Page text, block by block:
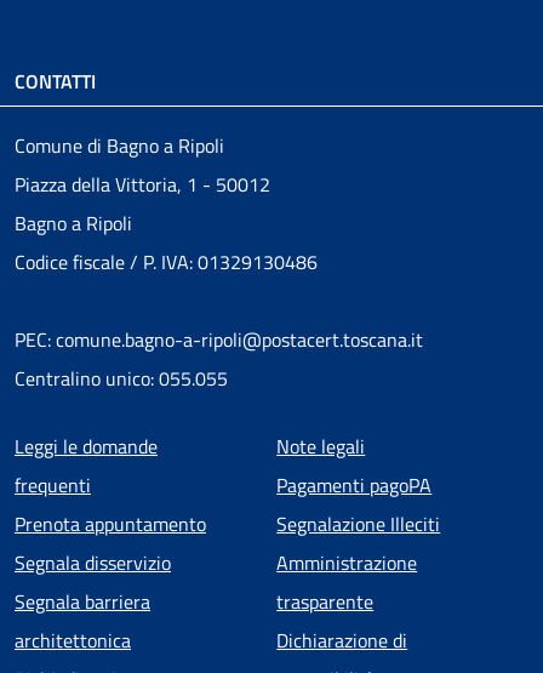
CONTATTI
Comune di Bagno a Ripoli
Piazza della Vittoria, 1 - 50012
Bagno a Ripoli
Codice fiscale / P. IVA: 01329130486
PEC: comune.bagno-a-ripoli@postacert.toscana.it
Centralino unico: 055.055
Menu piè di pagina
Leggi le domande
frequenti
Prenota appuntamento
Segnala disservizio
Segnala barriera
architettonica
Note legali
Pagamenti pagoPA
Segnalazione Illeciti
Amministrazione
trasparente
Dichiarazione di